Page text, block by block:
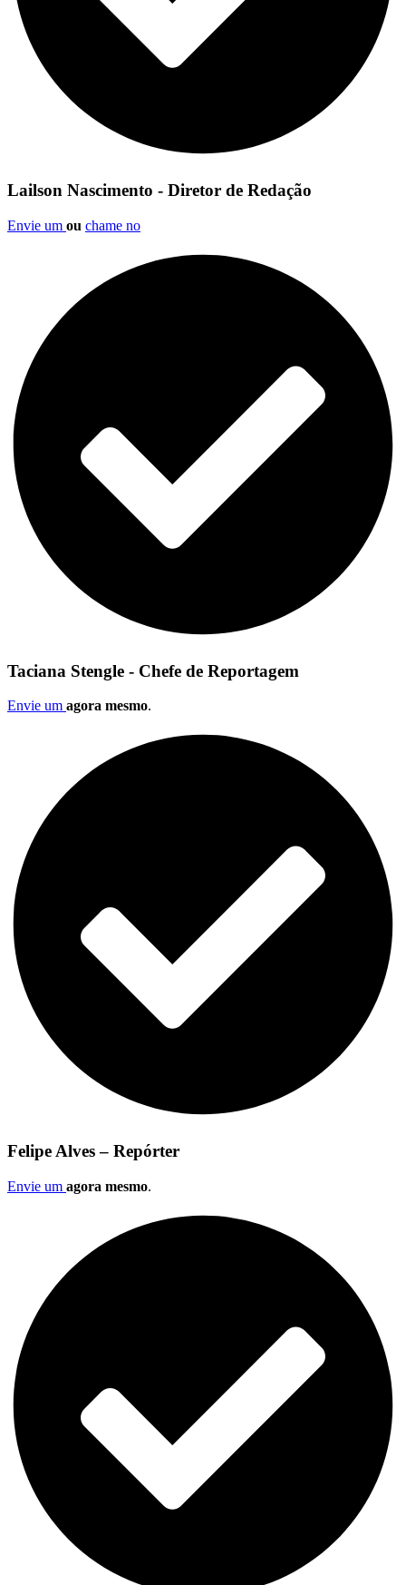
Lailson Nascimento - Diretor de Redação
Envie um ou chame no
Taciana Stengle - Chefe de Reportagem
Envie um agora mesmo.
Felipe Alves – Repórter
Envie um agora mesmo.